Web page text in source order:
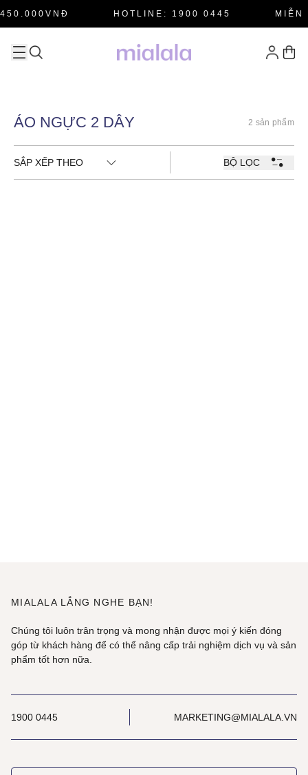
HOTLINE: 1900 0445 MIỄN
ÁO NGỰC 2 DÂY 2 sản phẩm
SẮP XẾP THEO BỘ LỌC
MIALALA LẮNG NGHE BẠN!
Chúng tôi luôn trân trọng và mong nhận được mọi ý kiến đóng
góp từ khách hàng để có thể nâng cấp trải nghiệm dịch vụ và sản
phẩm tốt hơn nữa.
1900 0445 MARKETING@MIALALA.VN